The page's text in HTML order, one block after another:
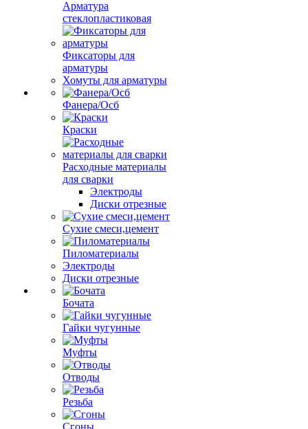
Арматура
стеклопластиковая
Фиксаторы для
арматуры
Хомуты для арматуры
Фанера/Осб
Краски
Расходные материалы
для сварки
Электроды
Диски отрезные
Сухие смеси,цемент
Пиломатериалы
Электроды
Диски отрезные
Бочата
Гайки чугунные
Муфты
Отводы
Резьба
Сгоны